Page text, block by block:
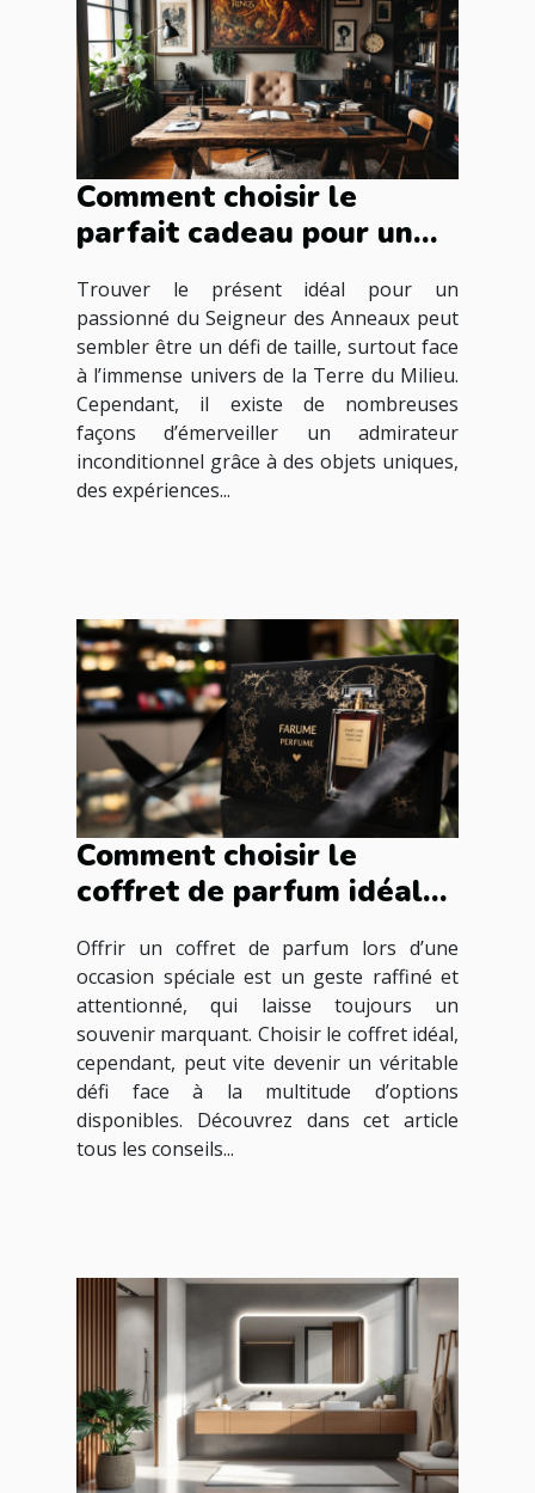
Comment choisir le
parfait cadeau pour un
Anneaux ?
Trouver le présent idéal pour un
passionné du Seigneur des Anneaux peut
sembler être un défi de taille, surtout face
à l’immense univers de la Terre du Milieu.
Cependant, il existe de nombreuses
façons d’émerveiller un admirateur
inconditionnel grâce à des objets uniques,
des expériences...
Comment choisir le
coffret de parfum idéal
spéciales ?
Offrir un coffret de parfum lors d’une
occasion spéciale est un geste raffiné et
attentionné, qui laisse toujours un
souvenir marquant. Choisir le coffret idéal,
cependant, peut vite devenir un véritable
défi face à la multitude d’options
disponibles. Découvrez dans cet article
tous les conseils...